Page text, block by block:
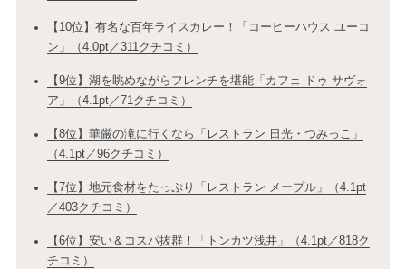
【10位】有名な百年ライスカレー！「コーヒーハウス ユーコ
ン」（4.0pt／311クチコミ）
【9位】湖を眺めながらフレンチを堪能「カフェ ドゥ サヴォ
ア」（4.1pt／71クチコミ）
【8位】華厳の滝に行くなら「レストラン 日光・つみっこ」
（4.1pt／96クチコミ）
【7位】地元食材をたっぷり「レストラン メープル」（4.1pt
／403クチコミ）
【6位】安い＆コスパ抜群！「トンカツ浅井」（4.1pt／818ク
チコミ）